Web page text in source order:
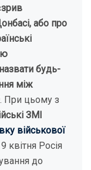
або про
будь-
між
. При цьому з
ЗМІ
військової
квітня Росія
до